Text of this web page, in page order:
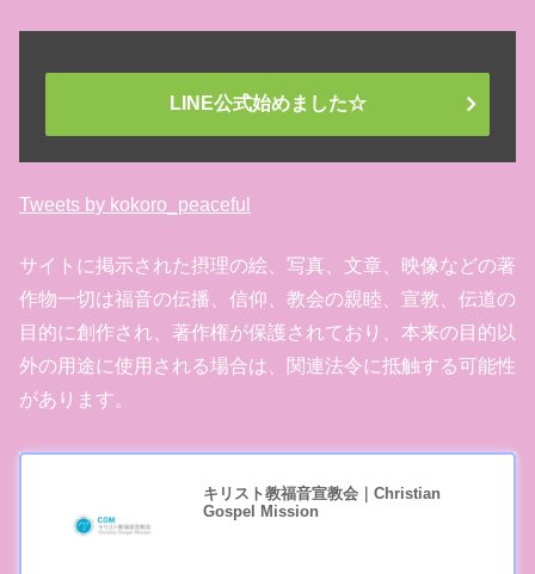
LINE公式始めました☆
Tweets by kokoro_peaceful
サイトに掲示された摂理の絵、写真、文章、映像などの著
作物一切は福音の伝播、信仰、教会の親睦、宣教、伝道の
目的に創作され、著作権が保護されており、本来の目的以
外の用途に使用される場合は、関連法令に抵触する可能性
があります。
キリスト教福音宣教会｜Christian
Gospel Mission